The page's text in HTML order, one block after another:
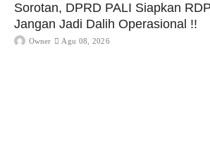
Sorotan, DPRD PALI Siapkan
Jangan Jadi Dalih Operasional !!
Owner Agu 08, 2026